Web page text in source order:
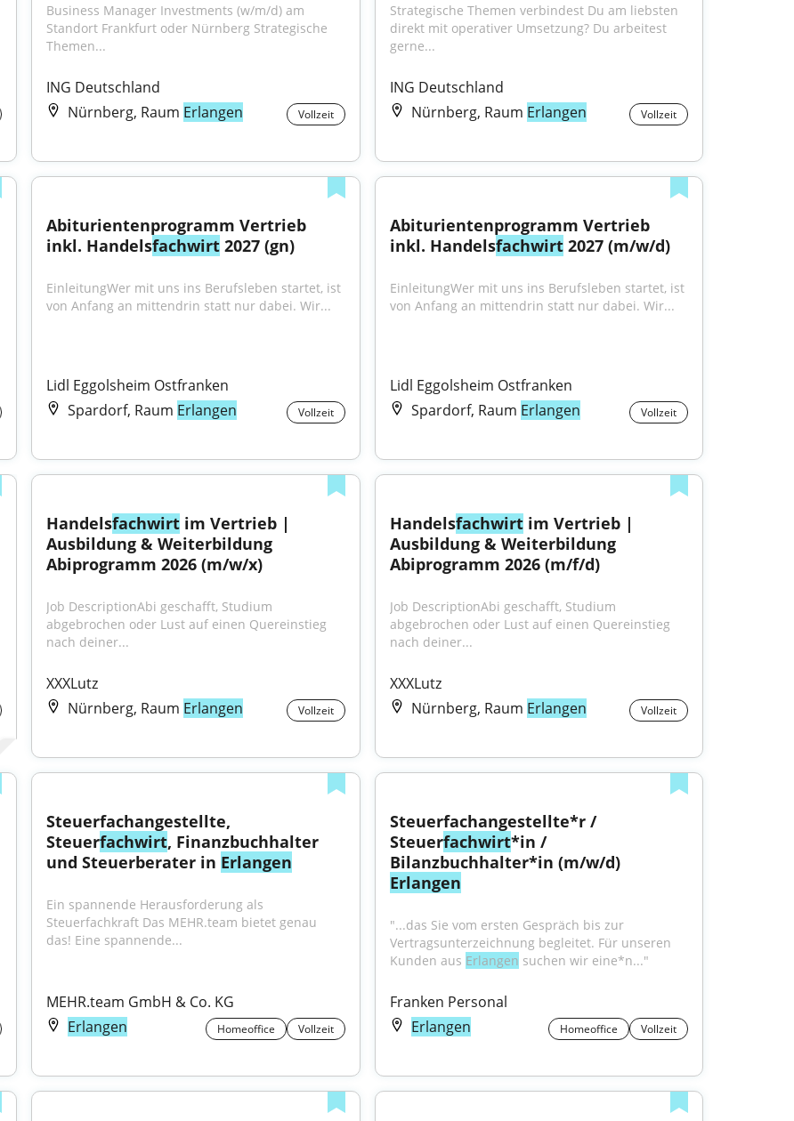
Business Manager Investments (w/m/d) am
Standort Frankfurt oder Nürnberg Strategische
Themen...
ING Deutschland
Nürnberg, Raum Erlangen Vollzeit
Strategische Themen verbindest Du am liebsten
direkt mit operativer Umsetzung? Du arbeitest
gerne...
ING Deutschland
Nürnberg, Raum Erlangen Vollzeit
Abiturientenprogramm Vertrieb
inkl. Handelsfachwirt 2027 (gn)
EinleitungWer mit uns ins Berufsleben startet, ist
von Anfang an mittendrin statt nur dabei. Wir...
Lidl Eggolsheim Ostfranken
Spardorf, Raum Erlangen Vollzeit
Abiturientenprogramm Vertrieb
inkl. Handelsfachwirt 2027 (m/w/d)
EinleitungWer mit uns ins Berufsleben startet, ist
von Anfang an mittendrin statt nur dabei. Wir...
Lidl Eggolsheim Ostfranken
Spardorf, Raum Erlangen Vollzeit
Handelsfachwirt im Vertrieb |
Ausbildung & Weiterbildung
Abiprogramm 2026 (m/w/x)
Job DescriptionAbi geschafft, Studium
abgebrochen oder Lust auf einen Quereinstieg
nach deiner...
XXXLutz
Nürnberg, Raum Erlangen Vollzeit
Handelsfachwirt im Vertrieb |
Ausbildung & Weiterbildung
Abiprogramm 2026 (m/f/d)
Job DescriptionAbi geschafft, Studium
abgebrochen oder Lust auf einen Quereinstieg
nach deiner...
XXXLutz
Nürnberg, Raum Erlangen Vollzeit
Steuerfachangestellte,
Steuerfachwirt, Finanzbuchhalter
und Steuerberater in Erlangen
Ein spannende Herausforderung als
Steuerfachkraft Das MEHR.team bietet genau
das! Eine spannende...
MEHR.team GmbH & Co. KG
Erlangen
Homeoffice Vollzeit
Steuerfachangestellte*r /
Steuerfachwirt*in /
Bilanzbuchhalter*in (m/w/d)
Erlangen
"...das Sie vom ersten Gespräch bis zur
Vertragsunterzeichnung begleitet. Für unseren
Kunden aus Erlangen suchen wir eine*n..."
Franken Personal
Erlangen
Homeoffice Vollzeit